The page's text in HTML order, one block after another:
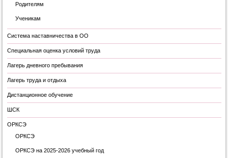
Родителям
Ученикам
Система наставничества в ОО
Специальная оценка условий труда
Лагерь дневного пребывания
Лагерь труда и отдыха
Дистанционное обучение
ШСК
ОРКСЭ
ОРКСЭ
ОРКСЭ на 2025-2026 учебный год